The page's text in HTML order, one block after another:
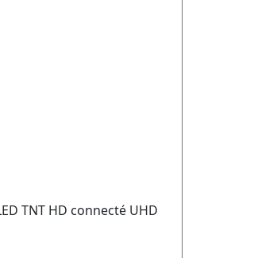
TNT HD connecté UHD